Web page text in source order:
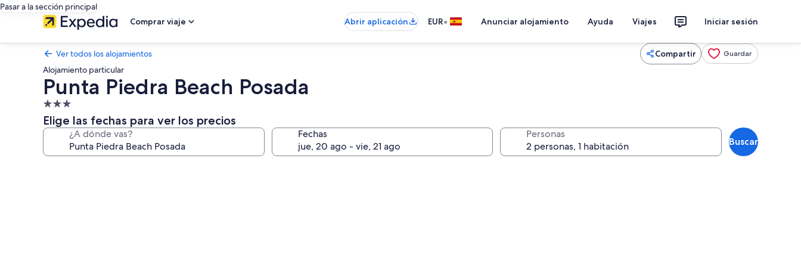
Pasar a la sección principal
Comprar viaje
Abrir aplicación EUR• Anunciar alojamiento Ayuda Viajes Iniciar sesión
Ver todos los alojamientos Compartir Guardar
Alojamiento particular
Punta Piedra Beach Posada
Alojamiento
de
3.0 estrellas
Elige las fechas para ver los precios
¿A dónde vas? Fechas Personas
Buscar